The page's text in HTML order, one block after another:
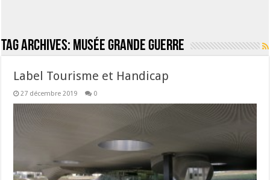
Tag Archives: Musée Grande Guerre
Label Tourisme et Handicap
27 décembre 2019 0